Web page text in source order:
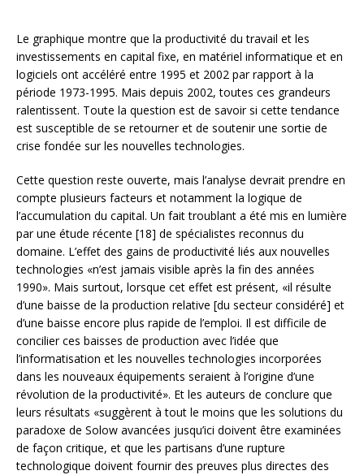
Le graphique montre que la productivité du travail et les
investissements en capital fixe, en matériel informatique et en
logiciels ont accéléré entre 1995 et 2002 par rapport à la
période 1973-1995. Mais depuis 2002, toutes ces grandeurs
ralentissent. Toute la question est de savoir si cette tendance
est susceptible de se retourner et de soutenir une sortie de
crise fondée sur les nouvelles technologies.
Cette question reste ouverte, mais l’analyse devrait prendre en
compte plusieurs facteurs et notamment la logique de
l’accumulation du capital. Un fait troublant a été mis en lumière
par une étude récente [18] de spécialistes reconnus du
domaine. L’effet des gains de productivité liés aux nouvelles
technologies «n’est jamais visible après la fin des années
1990». Mais surtout, lorsque cet effet est présent, «il résulte
d’une baisse de la production relative [du secteur considéré] et
d’une baisse encore plus rapide de l’emploi. Il est difficile de
concilier ces baisses de production avec l’idée que
l’informatisation et les nouvelles technologies incorporées
dans les nouveaux équipements seraient à l’origine d’une
révolution de la productivité». Et les auteurs de conclure que
leurs résultats «suggèrent à tout le moins que les solutions du
paradoxe de Solow avancées jusqu’ici doivent être examinées
de façon critique, et que les partisans d’une rupture
technologique doivent fournir des preuves plus directes des